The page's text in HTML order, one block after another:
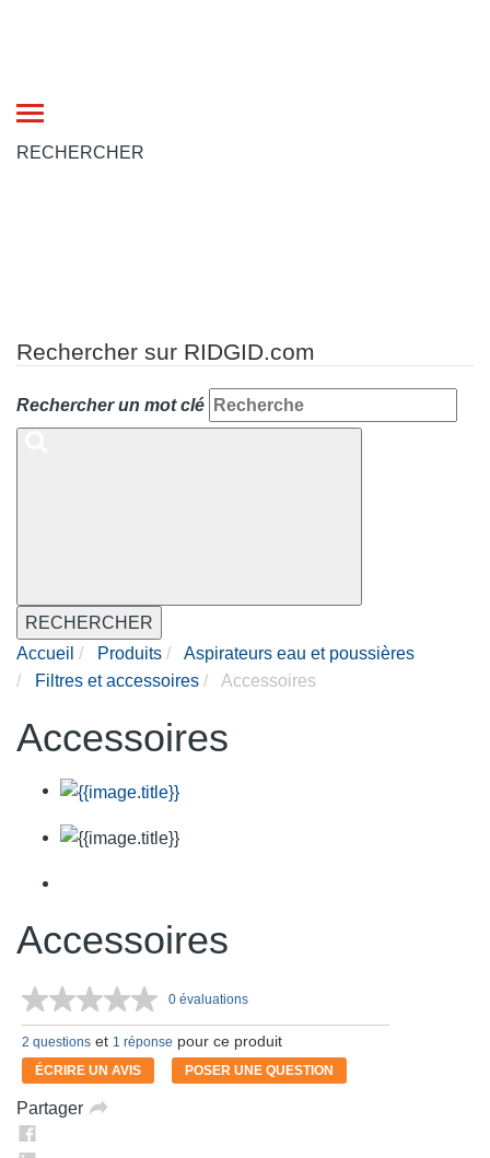
Toggle
navigation
RECHERCHER
Rechercher sur RIDGID.com
Rechercher un mot clé
RECHERCHER
Accueil
Produits
Aspirateurs eau et poussières
Filtres et accessoires
Accessoires
Accessoires
Accessoires
Aucune
cote
pour
ce
produit.
0 évaluations
2 questions et 1 réponse pour ce produit
ÉCRIRE UN AVIS POSER UNE QUESTION
Partager